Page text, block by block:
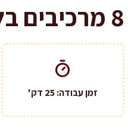
8 מרכיבים בלבד: עוגיות שומשום ודבש ממכרות
זמן עבודה: 25 דק'